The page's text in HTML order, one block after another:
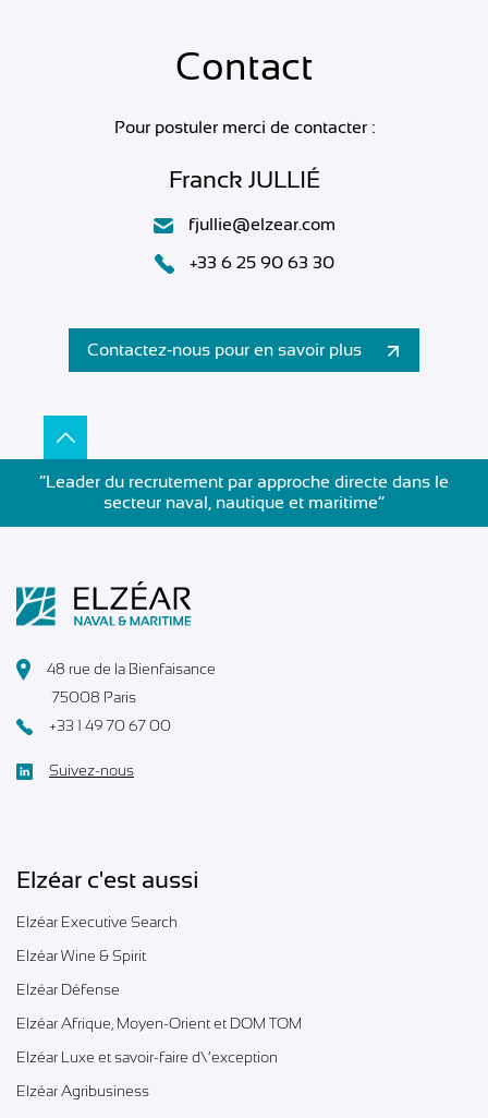
Contact
Pour postuler merci de contacter :
Franck JULLIÉ
fjullie@elzear.com
+33 6 25 90 63 30
Contactez-nous pour en savoir plus
”Leader du recrutement par approche directe dans le
secteur naval, nautique et maritime”
48 rue de la Bienfaisance
75008 Paris
+33 1 49 70 67 00
Suivez-nous
Elzéar c'est aussi
Elzéar Executive Search
Elzéar Wine & Spirit
Elzéar Défense
Elzéar Afrique, Moyen-Orient et DOM TOM
Elzéar Luxe et savoir-faire d\’exception
Elzéar Agribusiness